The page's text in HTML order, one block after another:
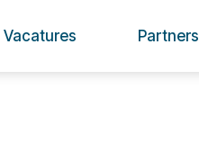
Vacatures Partners